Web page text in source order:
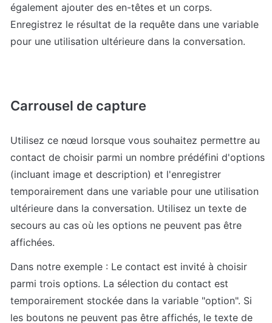
également ajouter des en-têtes et un corps.
Enregistrez le résultat de la requête dans une variable
pour une utilisation ultérieure dans la conversation.
Carrousel de capture
Utilisez ce nœud lorsque vous souhaitez permettre au
contact de choisir parmi un nombre prédéfini d'options
(incluant image et description) et l'enregistrer
temporairement dans une variable pour une utilisation
ultérieure dans la conversation. Utilisez un texte de
secours au cas où les options ne peuvent pas être
affichées.
Dans notre exemple : Le contact est invité à choisir
parmi trois options. La sélection du contact est
temporairement stockée dans la variable "option". Si
les boutons ne peuvent pas être affichés, le texte de